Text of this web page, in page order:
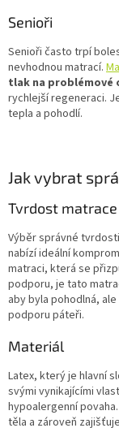
Senioři
Senioři často trpí
nevhodnou matrací.
tlak na
rychlejší regeneraci.
tepla a pohodlí.
Jak vybrat
Tvrdost matrace
Výběr správné
nabízí ideální
matraci, která se
podporu, je tato
aby byla pohodlná,
podporu páteři.
Materiál
Latex, který je hlavní
svými vynikajícími
hypoalergenní
těla a zároveň